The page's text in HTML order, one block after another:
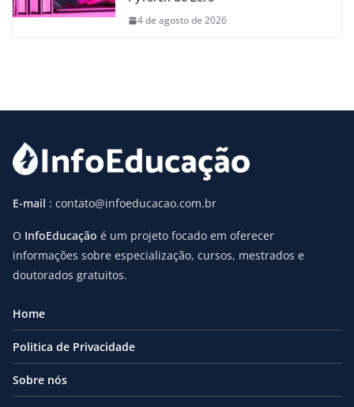
4 de agosto de 2026
E-mail : contato@infoeducacao.com.br
O InfoEducação é um projeto focado em oferecer
informações sobre especialização, cursos, mestrados e
doutorados gratuitos.
Home
Politica de Privacidade
Sobre nós